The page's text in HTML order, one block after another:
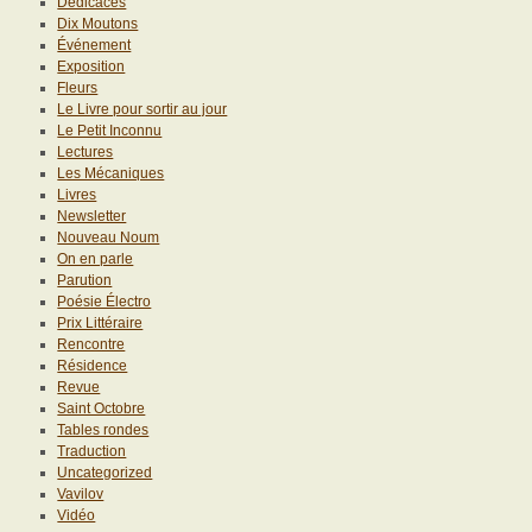
Dix Moutons
Événement
Exposition
Fleurs
Le Livre pour sortir au jour
Le Petit Inconnu
Lectures
Les Mécaniques
Livres
Newsletter
Nouveau Noum
On en parle
Parution
Poésie Électro
Prix Littéraire
Rencontre
Résidence
Revue
Saint Octobre
Tables rondes
Traduction
Uncategorized
Vavilov
Vidéo